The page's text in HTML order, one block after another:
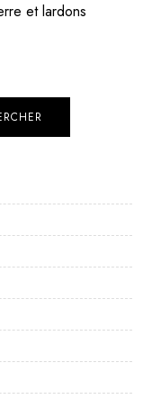
et lardons